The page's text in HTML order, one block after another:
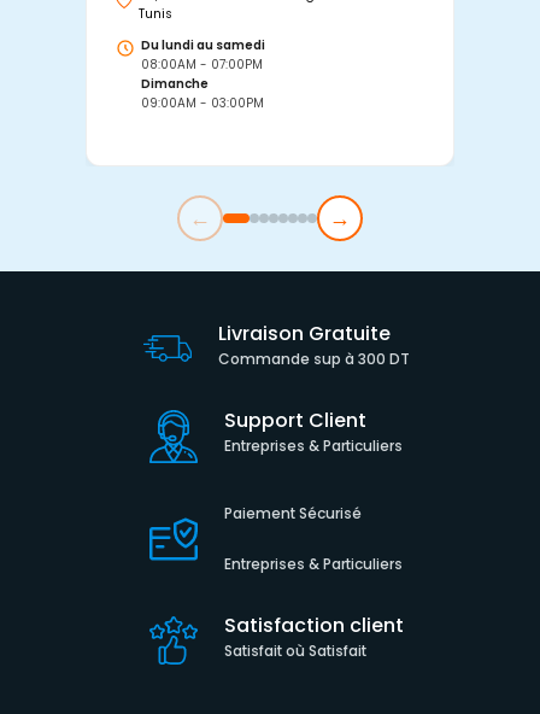
Tunis
Du lundi au samedi
08:00AM - 07:00PM
Dimanche
09:00AM - 03:00PM
← →
Livraison Gratuite
Commande sup à 300 DT
Support Client
Entreprises & Particuliers
Paiement Sécurisé
Entreprises & Particuliers
Satisfaction client
Satisfait où Satisfait